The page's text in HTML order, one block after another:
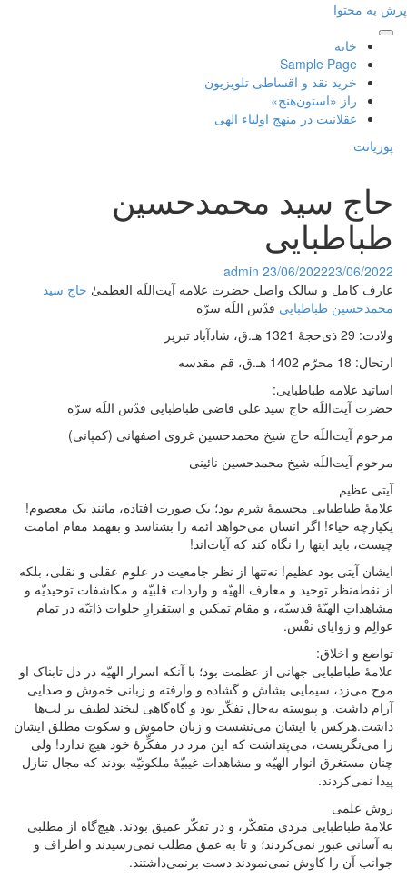
پرش به محتوا
خانه
Sample Page
خرید نقد و اقساطی تلویزیون
راز «استون‌هنج»
عقلانیت در منهج اولیاء الهی
پوریانت
حاج سید محمدحسین
طباطبایی
23/06/202223/06/2022
admin
عارف کامل و سالک واصل حضرت علامه آیت‌اللَه العظمیٰ حاج سید
محمدحسین طباطبایی قدّس اللَه سرّه
ولادت: 29 ذی‌حجۀ 1321 هـ.ق، شادآباد تبریز
ارتحال: 18 محرّم‌ 1402 هـ.ق، قم مقدسه
اساتید علامه طباطبایی:
حضرت آیت‌اللَه حاج سید علی قاضی طباطبایی قدّس اللَه سرّه
مرحوم آیت‌اللَه حاج شیخ محمدحسین غروی اصفهانی (کمپانی)
مرحوم آیت‌اللَه شیخ محمدحسین نائینی
آیتی عظیم
علامۀ طباطبایی مجسمۀ شرم بود؛ یک صورت افتاده، مانند یک معصوم!
یکپارچه حیاء! اگر انسان می‌خواهد ائمه را بشناسد و بفهمد مقام امامت
چیست،‌ باید اینها را نگاه کند که آیات‌اند!
ایشان آیتی بود عظیم! نه‌تنها از نظر جامعیت در علوم عقلی و نقلی، بلکه
از نقطه‌نظر توحید و معارف الهیّه و واردات قلبیّه و مکاشفات توحیدیّه و
مشاهداتِ الهیّۀ قدسیّه، و مقام تمکین و استقرارِ جلوات ذاتیّه در تمام
عوالِم و زوایای نفْس.
تواضع و اخلاق:
علامۀ طباطبایی جهانی از عظمت بود؛ با آنکه اسرار الهیّه در دل تابناک او
موج می‌زد، سیمایی بشاش و گشاده و وارفته و زبانی خموش و صدایی
آرام داشت. و پیوسته به‌حال تفکّر بود و گاه‌گاهی لبخند لطیف بر لب‌ها
داشت.هرکس با ایشان می‌نشست و زبان خاموش و سکوت مطلق ایشان
را می‌نگریست، می‌پنداشت که این مرد در مفکِّرۀ خود هیچ ندارد! ولی
چنان مستغرق انوار الهیّه و مشاهدات غیبیّۀ ملکوتیّه بودند که مجال تنازل
پیدا نمی‌کردند.
روش علمی
علامۀ طباطبایی مردى متفكّر، و در تفكّر عميق بودند. هيچ‌گاه از مطلبى
به آسانى عبور نمی‌‏كردند؛ و تا به عمق مطلب نمی‌‏رسيدند و اطراف و
جوانب آن را كاوش نمی‌‏نمودند دست برنمی‌‏داشتند.